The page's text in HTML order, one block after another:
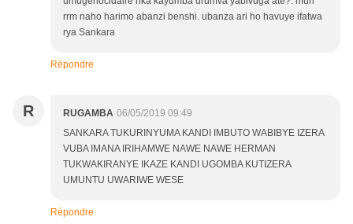
rrm naho harimo abanzi benshi. ubanza ari ho havuye ifatwa
rya Sankara
Répondre
R RUGAMBA 06/05/2019 09:49
SANKARA TUKURINYUMA KANDI IMBUTO WABIBYE IZERA
VUBA IMANA IRIHAMWE NAWE NAWE HERMAN
TUKWAKIRANYE IKAZE KANDI UGOMBA KUTIZERA
UMUNTU UWARIWE WESE
Répondre